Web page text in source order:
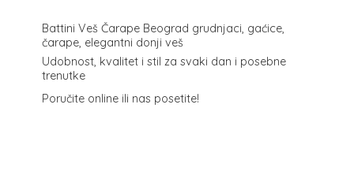
Battini Veš Čarape Beograd grudnjaci, gaćice,
čarape, elegantni donji veš
Udobnost, kvalitet i stil za svaki dan i posebne
trenutke
Poručite online ili nas posetite!